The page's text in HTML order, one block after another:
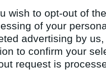
wish to opt-out of
of your
advertising by
to confirm your
request is
sant!